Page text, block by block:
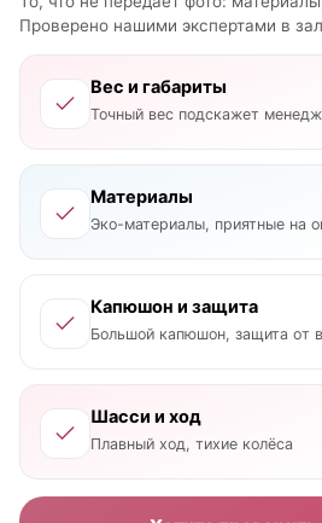
Проверено нашими экспертами в
Вес и габариты
Точный вес подскажет
Материалы
Эко-материалы, приятные на
Капюшон и защита
Большой капюшон, защита от
Шасси и ход
Плавный ход, тихие колёса